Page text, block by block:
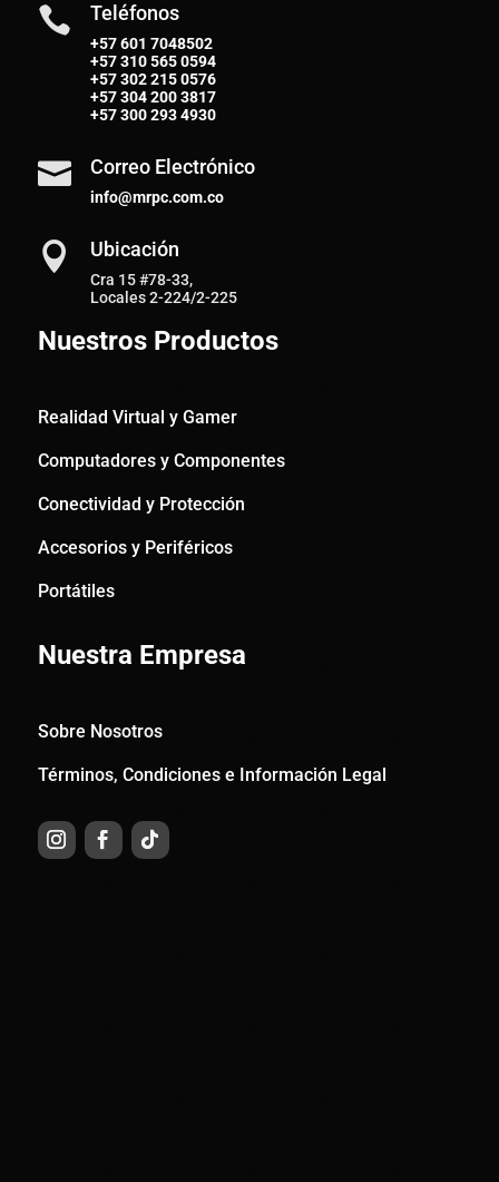
 Teléfonos
+57 601 7048502
+57310 565 0594
+57302 215 0576
+57304 200 3817
+57300 293 4930
 Correo Electrónico
info@mrpc.com.co
 Ubicación
Cra 15 #78-33,
Locales 2-224/2-225
Nuestros Productos
Realidad Virtual y Gamer
Computadores y Componentes
Conectividad y Protección
Accesorios y Periféricos
Portátiles
Nuestra Empresa
Sobre Nosotros
Términos, Condiciones e Información Legal